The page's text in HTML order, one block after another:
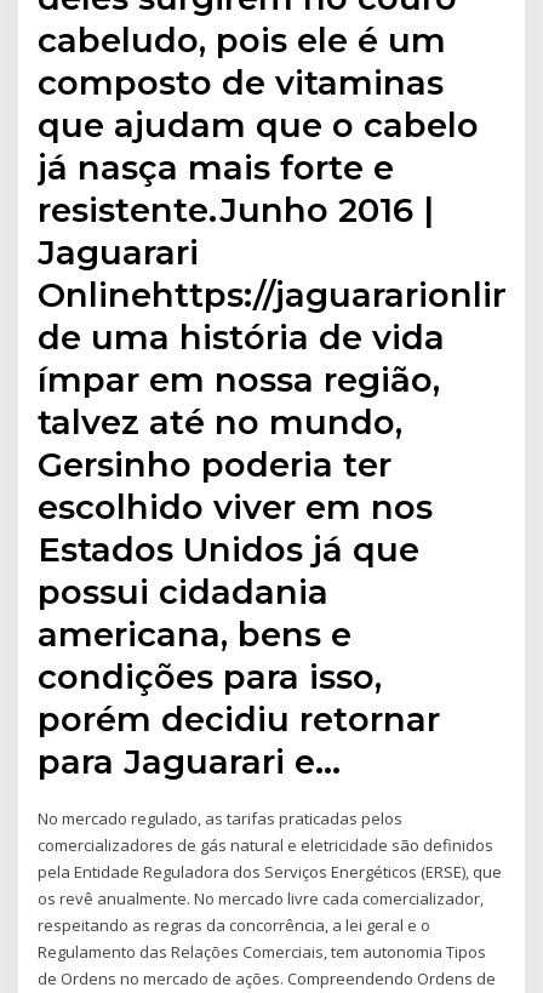
cabeludo, pois ele é um
composto de vitaminas
que ajudam que o cabelo
já nasça mais forte e
resistente.Junho 2016 |
Jaguarari
Onlinehttps://
de uma história de vida
ímpar em nossa região,
talvez até no mundo,
Gersinho poderia ter
escolhido viver em nos
Estados Unidos já que
possui cidadania
americana, bens e
condições para isso,
porém decidiu retornar
para Jaguarari e…
No mercado regulado, as tarifas praticadas pelos
comercializadores de gás natural e eletricidade são definidos
pela Entidade Reguladora dos Serviços Energéticos (ERSE), que
os revê anualmente. No mercado livre cada comercializador,
respeitando as regras da concorrência, a lei geral e o
Regulamento das Relações Comerciais, tem autonomia Tipos
de Ordens no mercado de ações. Compreendendo Ordens de